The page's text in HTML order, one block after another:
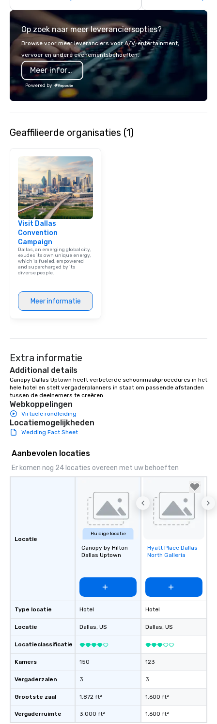
commitment to
smart, reliable
make the end-user
seamless from start to
Op zoek naar meer leveranciersopties?
Browse voor meer leveranciers voor A/V, entertainment,
vervoer en andere evenementsbehoeften.
Meer informatie
Powered by
Geaffilieerde organisaties (1)
Visit Dallas
Convention
Campaign
Dallas, an emerging global city,
exudes its own unique energy,
which is fueled, empowered
and supercharged by its
diverse people.
Meer informatie
Extra informatie
Additional details
Canopy Dallas Uptown heeft verbeterde schoonmaakprocedures in het
hele hotel en stelt vergaderplanners in staat om passende afstanden
tussen de deelnemers te creëren.
Webkoppelingen
Virtuele rondleiding
Locatiemogelijkheden
Wedding Fact Sheet
Aanbevolen locaties
Er komen nog 24 locaties overeen met uw behoeften
Locatie
Type locatie
Locatie
Locatieclassificatie
Kamers
Vergaderzalen
Grootste zaal
Vergaderruimte
Huidige locatie
Canopy by Hilton
Dallas Uptown
Hotel
Dallas, US
150
3
1.872 ft²
3.000 ft²
Removed from
favorites
Hyatt Place Dallas
North Galleria
Hotel
Dallas, US
123
3
1.600 ft²
1.600 ft²